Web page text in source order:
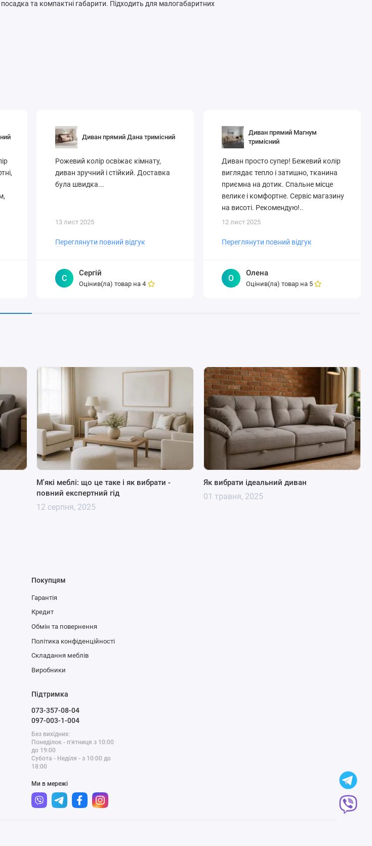
та компактні габарити. Підходить для малогабаритних
Диван прямий Дана тримісний
Рожевий колір освіжає кімнату,
диван зручний і стійкий. Доставка
була швидка...
13 лист 2025
Переглянути повний відгук
С
Сергій
Оцінив(ла) товар на4
Диван прямий Магнум
тримісний
Диван просто супер! Бежевий колір
виглядає тепло і затишно, тканина
приємна на дотик. Спальне місце
велике і комфортне. Сервіс магазину
на висоті. Рекомендую!..
12 лист 2025
Переглянути повний відгук
О
Олена
Оцінив(ла) товар на 5
М'які меблі: що це таке і як вибрати -
повний експертний гід
12 серпня, 2025
Як вибрати ідеальний диван
01 травня, 2025
Покупцям
Гарантія
Кредит
Обмін та повернення
Політика конфіденційності
Складання меблів
Виробники
Підтримка
073-357-08-04
097-003-1-004
Без вихідних:
Понеділок - п'ятниця з 10:00
до 19:00
Субота - Неділя - з 10:00 до
18:00
Ми в мережі